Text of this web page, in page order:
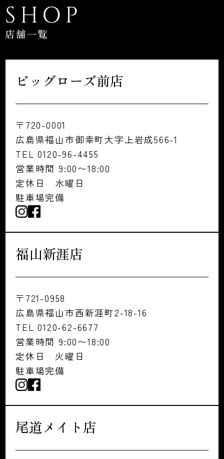
SHOP
店舗一覧
ビッグローズ前店
〒720-0001
広島県福山市御幸町大字上岩成566-1
TEL 0120-96-4455
営業時間 9:00〜18:00
定休日 水曜日
駐車場完備
福山新涯店
〒721-0958
広島県福山市西新涯町2-18-16
TEL 0120-62-6677
営業時間 9:00〜18:00
定休日 火曜日
駐車場完備
尾道メイト店